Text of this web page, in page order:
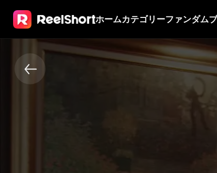
ホームカテゴリーファンダム